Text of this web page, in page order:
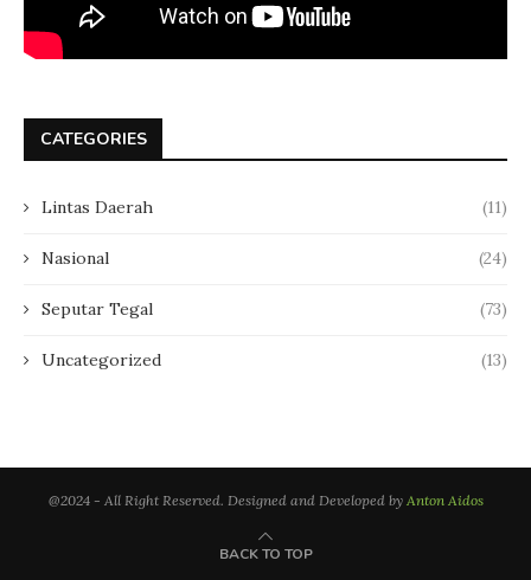
CATEGORIES
Lintas Daerah (11)
Nasional (24)
Seputar Tegal (73)
Uncategorized (13)
@2024 - All Right Reserved. Designed and Developed by Anton Aidos
BACK TO TOP